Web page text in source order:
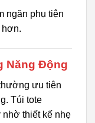
ngăn phụ tiện
hơn.
Năng Động
ưu tiên
Túi tote
nhờ thiết kế nhẹ